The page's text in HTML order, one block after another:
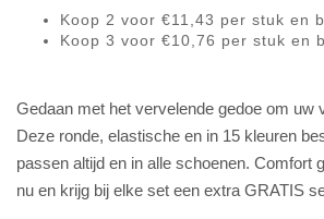
Koop 2 voor €11,43 per stuk en
Koop 3 voor €10,76 per stuk en
Gedaan met het vervelende gedoe om uw
Deze ronde, elastische en in 15 kleuren
passen altijd en in alle schoenen. Comfort
nu en krijg bij elke set een extra GRATIS